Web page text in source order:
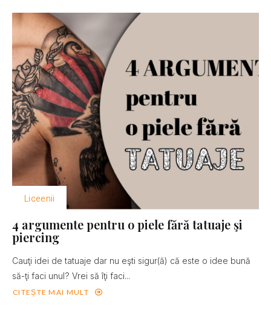
Liceenii
4 argumente pentru o piele fără tatuaje şi
piercing
Cauţi idei de tatuaje dar nu eşti sigur(ă) că este o idee bună
să-ţi faci unul? Vrei să îţi faci...
CITEȘTE MAI MULT